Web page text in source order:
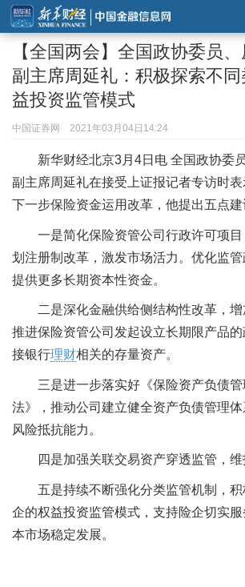
【全国两会】全国政协委员
副主席周延礼：积极探索不
益投资监管模式
中国证券网 2021年03月04日14:24
新华财经北京3月4日电 全国政协委
副主席周延礼在接受上证报记者专访时
下一步保险资金运用改革，他提出五点建
一是简化保险资管公司行政许可项
划注册制改革，激发市场活力。优化监
提供更多长期资本性资金。
二是深化金融供给侧结构性改革，增
推进保险资管公司发起设立长期限产品
接银行理财相关的存量资产。
三是进一步落实好《保险资产负债
法》，推动公司建立健全资产负债管理
风险抵抗能力。
四是加强关联交易资产穿透监管，维
五是持续不断强化分类监管机制，
企的权益投资监管模式，支持险企切实
本市场稳定发展。